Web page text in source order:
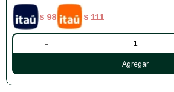
$ 98 $ 111
-